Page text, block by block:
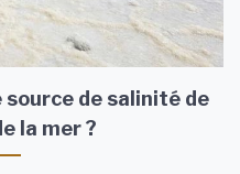
de salinité de
la mer ?